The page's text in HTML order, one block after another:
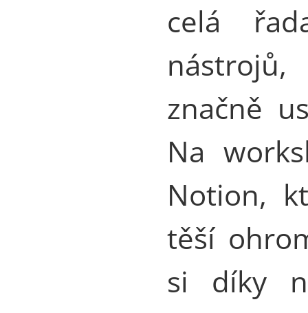
celá
značně
Na
Notion,
těší
si díky